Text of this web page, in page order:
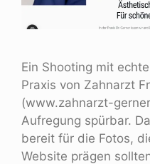
Ein Shooting mit
Praxis von Zahnarzt
(www.zahnarzt-
Aufregung spürbar.
bereit für die Fotos,
Website prägen